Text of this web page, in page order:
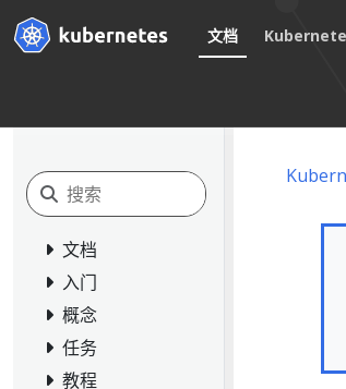
文档
文档
入门
概念
任务
教程